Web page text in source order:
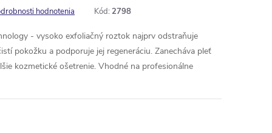
hodnotenia Kód: 2798
- vysoko exfoliačný roztok najprv odstraňuje
pokožku a podporuje jej regeneráciu. Zanecháva pleť
kozmetické ošetrenie. Vhodné na profesionálne